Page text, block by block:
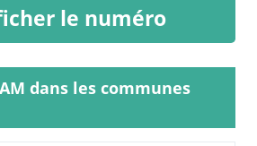
le numéro
dans les communes